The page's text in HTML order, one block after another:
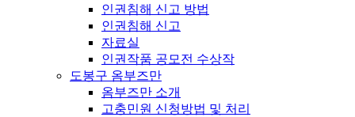
인권침해 신고 방법
인권침해 신고
자료실
인권작품 공모전 수상작
도봉구 옴부즈만
옴부즈만 소개
고충민원 신청방법 및 처리